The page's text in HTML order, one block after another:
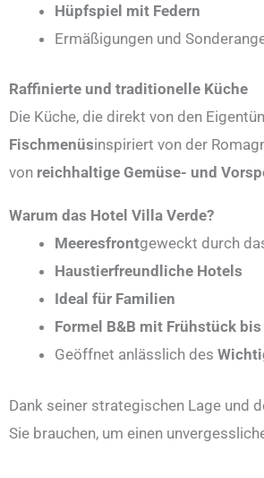
Hüpfspiel mit Federn
Ermäßigungen und
Raffinierte und traditionelle Küche
Die Küche, die direkt von den
Fischmenüsinspiriert von der
von reichhaltige Gemüse- und
Warum das Hotel Villa Verde?
Meeresfrontgeweckt durch
Haustierfreundliche Hotels
Ideal für Familien
Formel B&B mit Frühstück bis
Geöffnet anlässlich des
Dank seiner strategischen Lage und
Sie brauchen, um einen